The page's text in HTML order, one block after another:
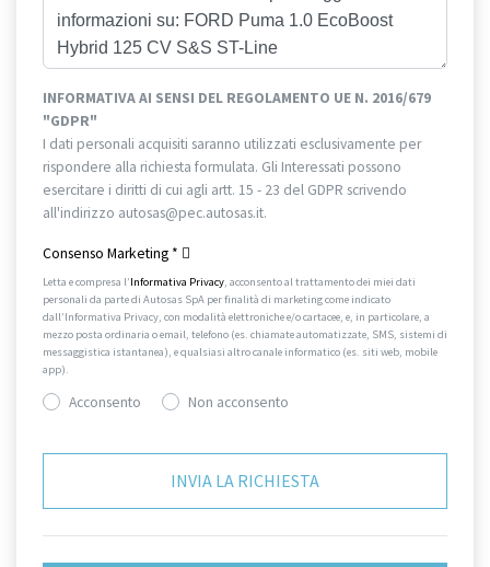
INFORMATIVA AI SENSI DEL REGOLAMENTO UE N. 2016/679
"GDPR"
I dati personali acquisiti saranno utilizzati esclusivamente per
rispondere alla richiesta formulata. Gli Interessati possono
esercitare i diritti di cui agli artt. 15 - 23 del GDPR scrivendo
all'indirizzo autosas@pec.autosas.it.
Consenso Marketing *
Letta e compresa l’Informativa Privacy, acconsento al trattamento dei miei dati
personali da parte di Autosas SpA per finalità di marketing come indicato
dall’Informativa Privacy, con modalità elettroniche e/o cartacee, e, in particolare, a
mezzo posta ordinaria o email, telefono (es. chiamate automatizzate, SMS, sistemi di
messaggistica istantanea), e qualsiasi altro canale informatico (es. siti web, mobile
app).
Acconsento Non acconsento